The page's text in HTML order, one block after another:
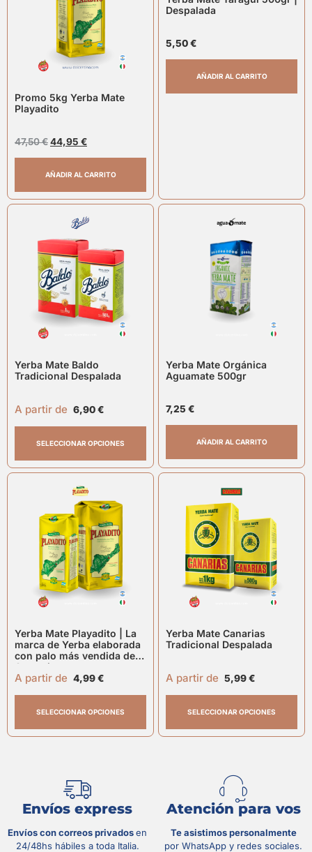
Promo 5kg Yerba Mate
Playadito
47,50€44,95 €
AÑADIR AL CARRITO
Despalada
5,50€
AÑADIR AL CARRITO
Yerba Mate Baldo
Tradicional Despalada
A partir de 6,90€
SELECCIONAR OPCIONES
Yerba Mate Orgánica
Aguamate 500gr
7,25 €
AÑADIR AL CARRITO
Yerba Mate Playadito | La
marca de Yerba elaborada
con palo más vendida de
Argentina
A partir de 4,99€
SELECCIONAR OPCIONES
Yerba Mate Canarias
Tradicional Despalada
A partir de 5,99€
SELECCIONAR OPCIONES
Envíos express
Envíos con correos privadosen
24/48hs hábiles a toda Italia.
Atención para vos
Te asistimos personalmente
por WhatsApp y redes sociales.